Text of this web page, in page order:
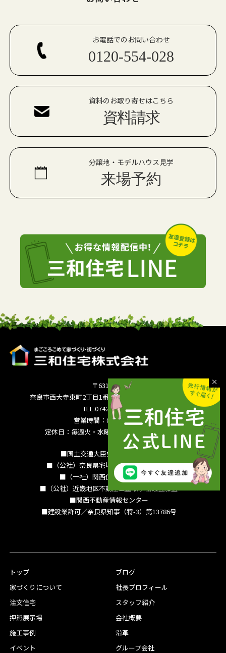
お電話でのお問い合わせ
0120-554-028
資料のお取り寄せはこちら
資料請求
分譲地・モデルハウス見学
来場予約
〒631-0821
奈良市西大寺東町2丁目1番63号サンワシティ西大寺5F
TEL.0742-36-3035
営業時間：09:00～18:00
定休日：毎週火・水曜日 夏季休暇 年末年始
■国土交通大臣免許（15）994号
■（公社）奈良県宅地建物取引業協会会員
■（一社）関西住宅産業協会会員
■（公社）近畿地区不動産公正取引協議会加盟
■関西不動産情報センター
■建設業許可／奈良県知事（特-3）第13786号
トップ
家づくりについて
注文住宅
押熊展示場
施工事例
イベント
ブログ
社長プロフィール
スタッフ紹介
会社概要
沿革
グループ会社